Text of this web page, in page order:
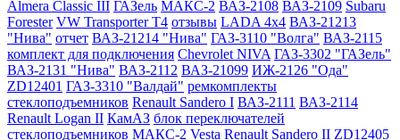
Almera Classic III ГАЗель МАКС-2 ВАЗ-2108 ВАЗ-2109 Subaru
Forester VW Transporter T4 отзывы LADA 4x4 ВАЗ-21213
"Нива" отчет ВАЗ-21214 "Нива" ГАЗ-3110 "Волга" ВАЗ-2115
комплект для подключения Chevrolet NIVA ГАЗ-3302 "ГАЗель"
ВАЗ-2131 "Нива" ВАЗ-2112 ВАЗ-21099 ИЖ-2126 "Ода"
ZD12401 ГАЗ-3310 "Валдай" ремкомплекты
стеклоподъемников Renault Sandero I ВАЗ-2111 ВАЗ-2114
Renault Logan II КамАЗ блок переключателей
стеклоподъемников МАКС-2 Vesta Renault Sandero II ZD12405